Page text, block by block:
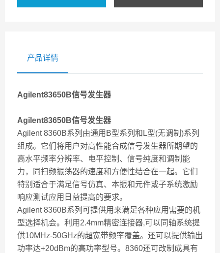
产品详情
Agilent83650B信号发生器
Agilent83650B信号发生器
Agilent 8360B系列由通用B型系列和L型(无调制)系列
组成。它们将用户对高性能合成信号发生器所期望的
高水平频率分辨率、电平控制、信号纯度和调制能
力，同扫频振荡器的速度和方便性结合在一起。它们
特别适合于满足信号仿真、本振和元件或子系统激励
响应测试应用日益提高的要求。
Agilent 8360B系列可提供用来满足各种应用需要的机
型选择机会。利用2.4mm精密连接器,可以同轴系统提
供10MHz-50GHz的超宽带频率覆盖。还可以提供输出
功率达+20dBm的高功率型号。8360还可改制成具有